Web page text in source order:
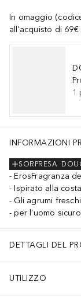
In omaggio
all'acquisto di
1
INFORMAZIONI
SORPRESA
ErosFragranza
Ispirato alla
Gli agrumi
per l'uomo
DETTAGLI DEL
UTILIZZO